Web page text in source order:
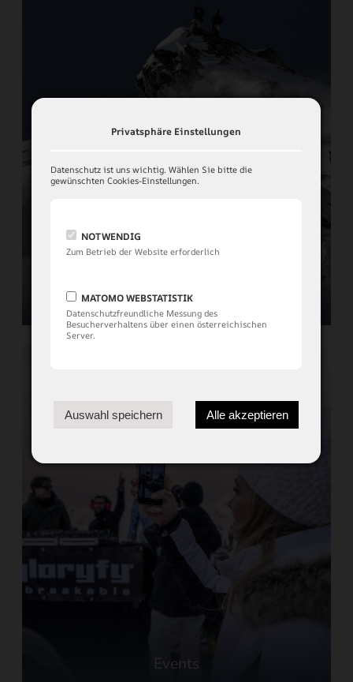
Freeriden
Events
Privatsphäre Einstellungen
Datenschutz ist uns wichtig. Wählen Sie bitte die
gewünschten Cookies-Einstellungen.
NOTWENDIG
Zum Betrieb der Website erforderlich
MATOMO WEBSTATISTIK
Datenschutzfreundliche Messung des
Besucherverhaltens über einen österreichischen
Server.